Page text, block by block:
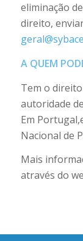
eliminação
direito,
A QUEM
Tem o
autoridade
Em
Nacional de
Mais
através do